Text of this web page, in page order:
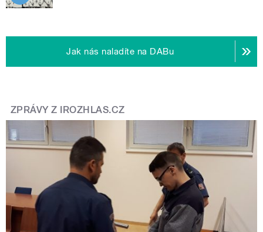
Jak nás naladíte na DABu
ZPRÁVY Z IROZHLAS.CZ